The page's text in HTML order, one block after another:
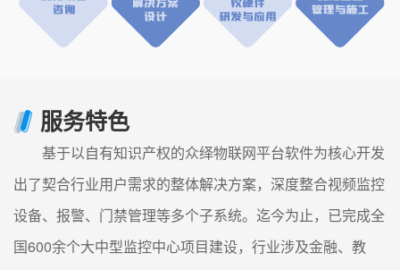
服务特色
基于以自有知识产权的众绎物联网平台软件为核心开发
出了契合行业用户需求的整体解决方案，深度整合视频监控
设备、报警、门禁管理等多个子系统。迄今为止，已完成全
国600余个大中型监控中心项目建设，行业涉及金融、教